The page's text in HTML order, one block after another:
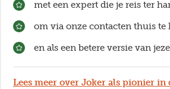
met een expert die je reis ter
om via onze contacten thuis te
en als een betere versie van
Lees meer over Joker als pionier in